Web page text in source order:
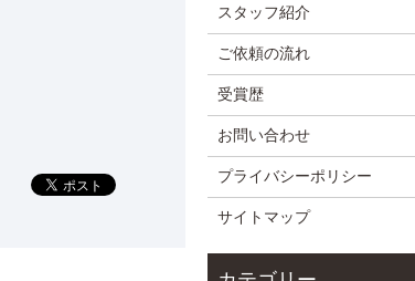
スタッフ紹介
ご依頼の流れ
受賞歴
お問い合わせ
プライバシーポリシー
サイトマップ